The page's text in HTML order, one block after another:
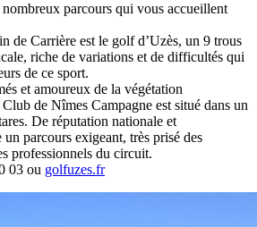
parcours qui vous accueillent
de Carrière est le golf d’Uzès, un 9 trous
riche de variations et de difficultés qui
de ce sport.
et amoureux de la végétation
de Nîmes Campagne est situé dans un
De réputation nationale et
parcours exigeant, très prisé des
professionnels du circuit.
03 ou golfuzes.fr